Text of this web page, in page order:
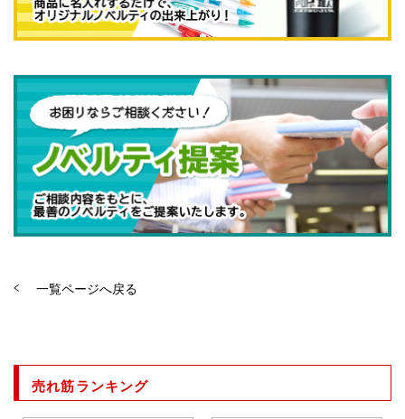
一覧ページへ戻る
売れ筋ランキング